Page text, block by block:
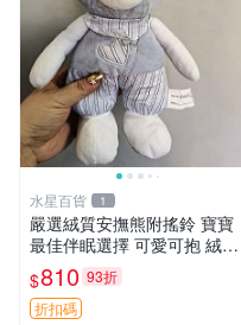
水星百貨 1
嚴選絨質安撫熊附搖鈴 寶寶
最佳伴眠選擇 可愛可抱 絨毛
玩具 安撫熊 嬰兒用
$810 93折
折扣碼